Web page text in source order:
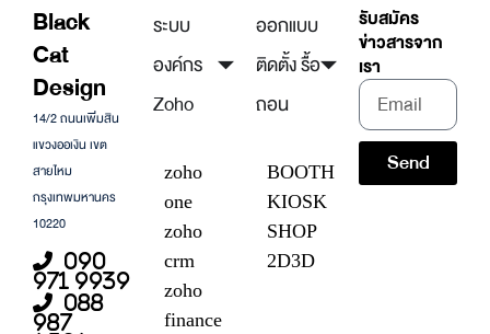
Black
Cat
Design
14/2 ถนนเพิ่มสิน
แขวงออเงิน เขต
สายไหม
กรุงเทพมหานคร
10220
090
971 9939
088
987
ระบบ
องค์กร
Zoho
zoho
one
zoho
crm
zoho
finance
ออกแบบ
ติดตั้ง รื้อ
ถอน
BOOTH
KIOSK
SHOP
2D3D
รับสมัคร
ข่าวสารจาก
เรา
Send